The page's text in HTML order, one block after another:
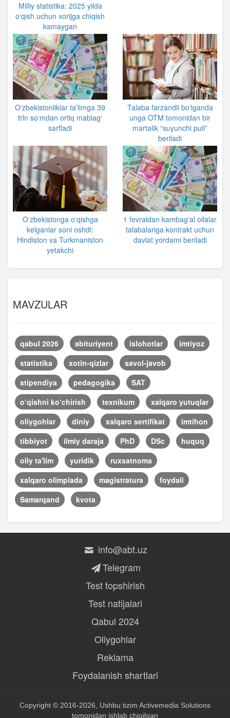
Milliy statistika: 2025 yilda
o‘qish uchun xorijga chiqish
kamaygan
O‘zbekistonliklar ta’limga 39
trln so‘mdan ortiq mablag‘
sarfladi
Talaba farzandli bo‘lganda
unga OTM tomonidan bir
martalik “suyunchi puli”
beriladi
O‘zbekistonga o‘qishga
kelganlar soni oshdi:
Hindiston va Turkmaniston
yetakchi
1 fevraldan kambag‘al oilalar
talabalariga kontrakt uchun
davlat yordami beriladi
MAVZULAR
qabul 2026 abituriyent islohotlar
imtiyoz
statistika
xotin-qizlar
savol-javob
stipendiya
pedagogika
SAT
o‘qishni ko‘chirish
texnikum
xalqaro yutuqlar
oliygohlar
diniy xalqaro sertifikat
imtihon
tibbiyot
ilmiy daraja PhD DSc
huquq
oliy ta'lim
yuridik
ruxsatnoma
xalqaro olimpiada
magistratura
foydali
Samarqand
kvota
info@abt.uz
Telegram
Test topshirish
Test natijalari
Qabul 2024
Oliygohlar
Reklama
Foydalanish shartlari
Copyright © 2016-2026, Ushbu tizim Activemedia Solutions
tomonidan ishlab chiqilgan